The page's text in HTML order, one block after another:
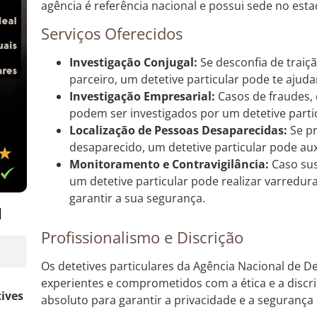
agência é referência nacional e possui sede no
Serviços Oferecidos
Investigação Conjugal: Se desconfia de
parceiro, um detetive particular pode te
Investigação Empresarial: Casos de
podem ser investigados por um detetive
Localização de Pessoas Desaparecidas: Se
desaparecido, um detetive particular pode
Monitoramento e Contravigilância: Caso
um detetive particular pode realizar
garantir a sua segurança.
Profissionalismo e Discrição
Os detetives particulares da Agência Nacional de
experientes e comprometidos com a ética e a
absoluto para garantir a privacidade e a segurança